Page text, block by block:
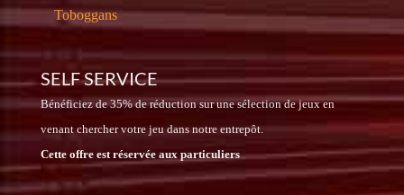
Toboggans
SELF SERVICE
Bénéficiez de 35% de réduction sur une sélection de jeux en
venant chercher votre jeu dans notre entrepôt.
Cette offre est réservée aux particuliers